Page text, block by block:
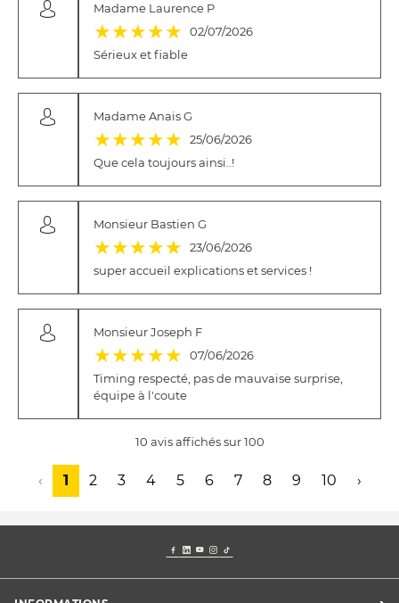
Madame Laurence P
(*)
★ (*)
★ (*)
★ (*)
★ (*)
★
02/07/2026
Sérieux et fiable
Madame Anais G
(*)
★ (*)
★ (*)
★ (*)
★ (*)
★
25/06/2026
Que cela toujours ainsi..!
Monsieur Bastien G
(*)
★ (*)
★ (*)
★ (*)
★ (*)
★
23/06/2026
super accueil explications et services !
Monsieur Joseph F
(*)
★ (*)
★ (*)
★ (*)
★ (*)
★
07/06/2026
Timing respecté, pas de mauvaise surprise,
équipe à l'coute
10 avis affichés sur 100
‹ 1 2 3 4 5 6 7 8 9 10 ›